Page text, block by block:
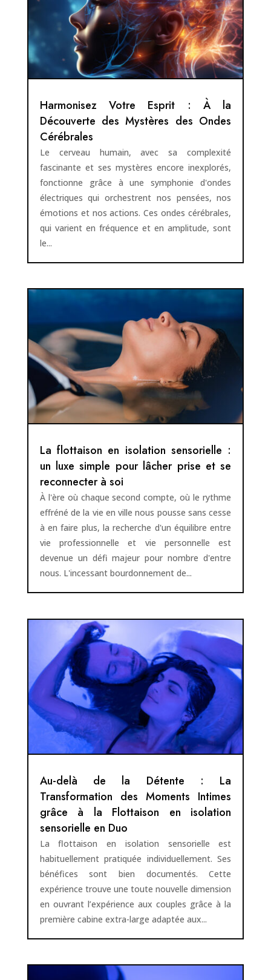
Harmonisez Votre Esprit : À la
Découverte des Mystères des Ondes
Cérébrales
Le cerveau humain, avec sa complexité
fascinante et ses mystères encore inexplorés,
fonctionne grâce à une symphonie d'ondes
électriques qui orchestrent nos pensées, nos
émotions et nos actions. Ces ondes cérébrales,
qui varient en fréquence et en amplitude, sont
le...
La flottaison en isolation sensorielle :
un luxe simple pour lâcher prise et se
reconnecter à soi
À l'ère où chaque second compte, où le rythme
effréné de la vie en ville nous pousse sans cesse
à en faire plus, la recherche d'un équilibre entre
vie professionnelle et vie personnelle est
devenue un défi majeur pour nombre d'entre
nous. L'incessant bourdonnement de...
Au-delà de la Détente : La
Transformation des Moments Intimes
grâce à la Flottaison en isolation
sensorielle en Duo
La flottaison en isolation sensorielle est
habituellement pratiquée individuellement. Ses
bénéfices sont bien documentés. Cette
expérience trouve une toute nouvelle dimension
en ouvrant l’expérience aux couples grâce à la
première cabine extra-large adaptée aux...